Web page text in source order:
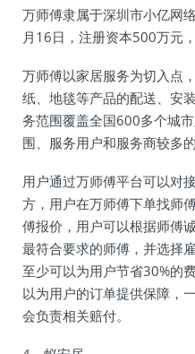
万师傅隶属于深圳市小亿网
月16日，注册资本500万元
万师傅以家居服务为切入点
纸、地毯等产品的配送、安
务范围覆盖全国600多个城
围、服务用户和服务商较多
用户通过万师傅平台可以对
方，用户在万师傅下单找师
傅报价，用户可以根据师傅
最符合要求的师傅，并选择
至少可以为用户节省30%的
以为用户的订单提供保障，
会负责相关赔付。